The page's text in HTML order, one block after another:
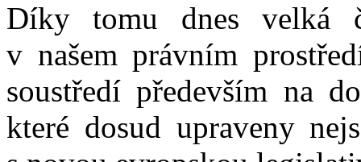
Díky tomu dnes velká
v našem právním
soustředí především na
které dosud upraveny